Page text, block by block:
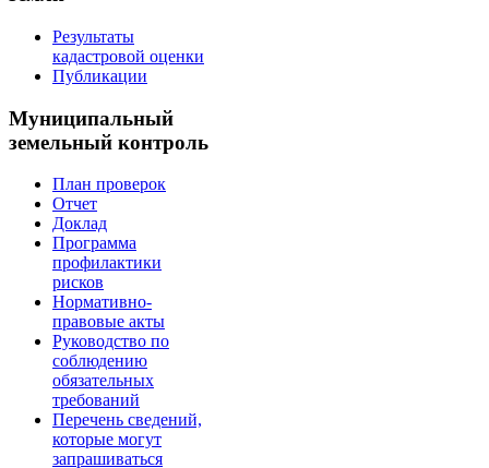
Результаты
кадастровой оценки
Публикации
Муниципальный
земельный контроль
План проверок
Отчет
Доклад
Программа
профилактики
рисков
Нормативно-
правовые акты
Руководство по
соблюдению
обязательных
требований
Перечень сведений,
которые могут
запрашиваться